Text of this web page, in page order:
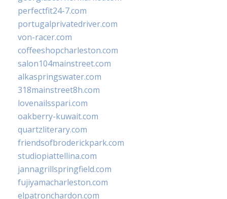
perfectfit24-7.com
portugalprivatedriver.com
von-racer.com
coffeeshopcharleston.com
salon104mainstreet.com
alkaspringswater.com
318mainstreet8h.com
lovenailsspari.com
oakberry-kuwait.com
quartzliterary.com
friendsofbroderickpark.com
studiopiattellina.com
jannagrillspringfield.com
fujiyamacharleston.com
elpatronchardon.com